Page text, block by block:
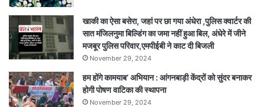
खाकी का ऐसा बसेरा, जहां पर छा गया अंधेरा ,पुलिस क्वार्टर की
सात मंजिलनुमा बिल्डिंग का जमा नहीं हुआ बिल, अंधेरे में जीने
मजबूर पुलिस परिवार,एमपीईबी ने काट दी बिजली
November 29, 2024
हम होंगे कामयाब’ अभियान : आंगनबाड़ी केंद्रों को सुंदर बनाकर
होगी पोषण वाटिका की स्थापना
November 29, 2024